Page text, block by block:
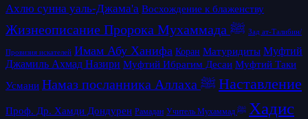
Ахлю сунна уаль-Джама'а Восхождение к блаженству
Жизнеописание Пророка Мухаммада ﷺ Зад ат-Талибин/
Провизия искателей Имам Абу Ханифа Коран Матуридиты Муфтий
Джамиль Ахмад Назири Муфтий Ибрагим Десаи Муфтий Таки
Усмани
Намаз посланника Аллаха ﷺ Наставление
Проф. Др. Хамди Дондурен Рамадан Учитель Мухаммад ﷺ Хадис